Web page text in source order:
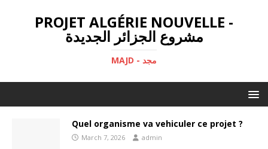
PROJET ALGÉRIE NOUVELLE -
مشروع الجزائر الجديدة
MAJD - مجد
Quel organisme va vehiculer ce projet ?
March 7, 2026 admin